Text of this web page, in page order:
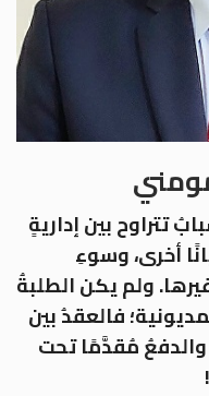
تتراوح بين إداريةٍ
أخرى، وسوءِ
ولم يكن الطلبةُ
فالعقدُ بين
والدفعُ مُقدَّمًا تحت